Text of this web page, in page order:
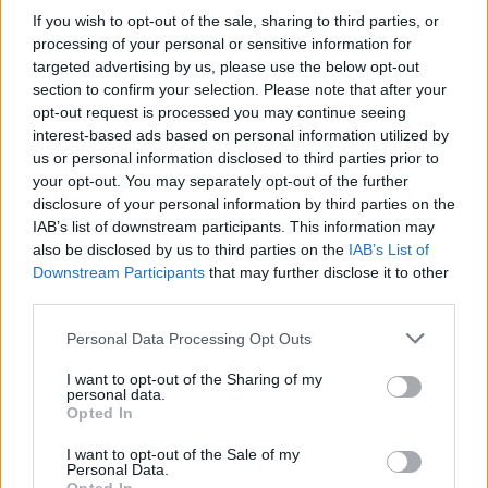
If you wish to opt-out of the sale, sharing to third parties, or
processing of your personal or sensitive information for
targeted advertising by us, please use the below opt-out
section to confirm your selection. Please note that after your
opt-out request is processed you may continue seeing
interest-based ads based on personal information utilized by
us or personal information disclosed to third parties prior to
your opt-out. You may separately opt-out of the further
disclosure of your personal information by third parties on the
IAB’s list of downstream participants. This information may
also be disclosed by us to third parties on the IAB’s List of
Downstream Participants that may further disclose it to other
Please note that this website/app uses one or more Google
not limited to your visit or usage behaviour. You may click to
grant or deny consent to Google and its third-party tags to
use your data for below specified purposes in below Google
consent section.
Personal Data Processing Opt Outs
I want to opt-out of the Sharing of my
personal data.
Opted In
I want to opt-out of the Sale of my
Personal Data.
και οι επιχειρήσεις να αναδειχθούν σε
παγκόσμιους ηγέτες.